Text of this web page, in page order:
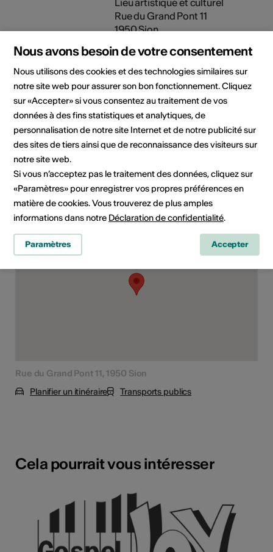
Rue du Grand Pont 11
1950 Sion
Site Internet
Domaine
Type d'événement
Concert
Classe d'âge
Lieu de l'événement
Rue du Grand Pont 11, 1950 Sion
Planifier un itinéraire
Transports publics
Cela pourrait vous intéresser
Nous avons besoin de votre consentement
Nous utilisons des cookies et des technologies similaires sur
notre site web pour assurer son bon fonctionnement. Cliquez
sur «Accepter» si vous consentez au traitement de vos
données à des fins statistiques et analytiques, de
personnalisation de notre site Internet et de notre publicité sur
des sites de tiers ainsi que de reconnaissance des visiteurs sur
notre site web.
Si vous n’acceptez pas le traitement des données, cliquez sur
«Paramètres» pour enregistrer vos propres préférences en
matière de cookies. Vous trouverez de plus amples
informations dans notre Déclaration de confidentialité.
Paramètres Accepter